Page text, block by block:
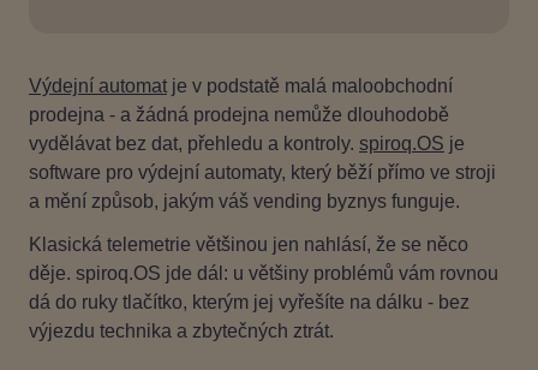
Výdejní automat je v podstatě malá maloobchodní
prodejna - a žádná prodejna nemůže dlouhodobě
vydělávat bez dat, přehledu a kontroly. spiroq.OS je
software pro výdejní automaty, který běží přímo ve stroji
a mění způsob, jakým váš vending byznys funguje.
Klasická telemetrie většinou jen nahlásí, že se něco
děje. spiroq.OS jde dál: u většiny problémů vám rovnou
dá do ruky tlačítko, kterým jej vyřešíte na dálku - bez
výjezdu technika a zbytečných ztrát.